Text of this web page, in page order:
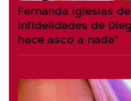
Fernanda Iglesias
infidelidades de
hace asco a nada"